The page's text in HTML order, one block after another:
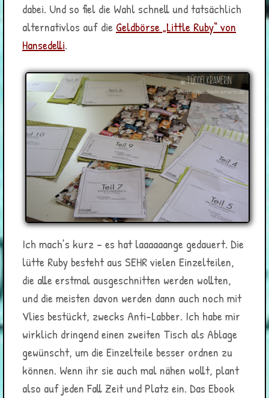
dabei. Und so fiel die Wahl schnell und tatsächlich
alternativlos auf die Geldbörse „Little Ruby“ von
Hansedelli.
Ich mach’s kurz – es hat laaaaaange gedauert. Die
lütte Ruby besteht aus SEHR vielen Einzelteilen,
die alle erstmal ausgeschnitten werden wollten,
und die meisten davon werden dann auch noch mit
Vlies bestückt, zwecks Anti-Labber. Ich habe mir
wirklich dringend einen zweiten Tisch als Ablage
gewünscht, um die Einzelteile besser ordnen zu
können. Wenn ihr sie auch mal nähen wollt, plant
also auf jeden Fall Zeit und Platz ein. Das Ebook